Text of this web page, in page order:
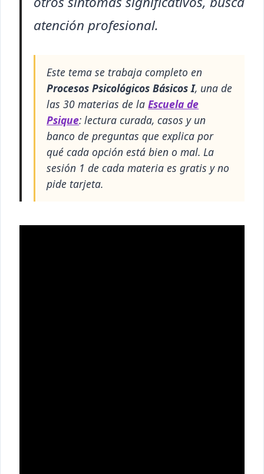
atención profesional.
Este tema se trabaja completo en
Procesos Psicológicos Básicos I, una de
las 30 materias de laEscuela de
Psique: lectura curada, casos y un
banco de preguntas que explica por
qué cada opción está bien o mal. La
sesión 1 de cada materia es gratis y no
pide tarjeta.